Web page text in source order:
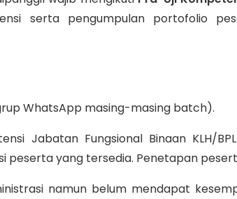
serta pengumpulan portofolio
WhatsApp masing-masing batch).
Jabatan Fungsional Binaan KLH/
peserta yang tersedia. Penetapan
namun belum mendapat